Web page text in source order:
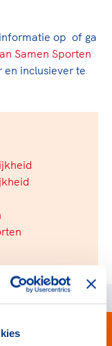
op of ga
Samen Sporten
en inclusiever te